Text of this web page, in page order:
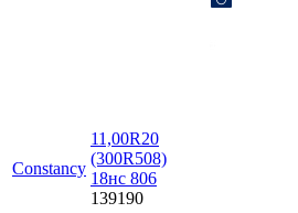
Constancy
11,00R20
(300R508)
18нс 806
139190